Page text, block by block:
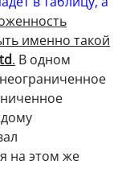
именно такой
td. В одном
на этом же